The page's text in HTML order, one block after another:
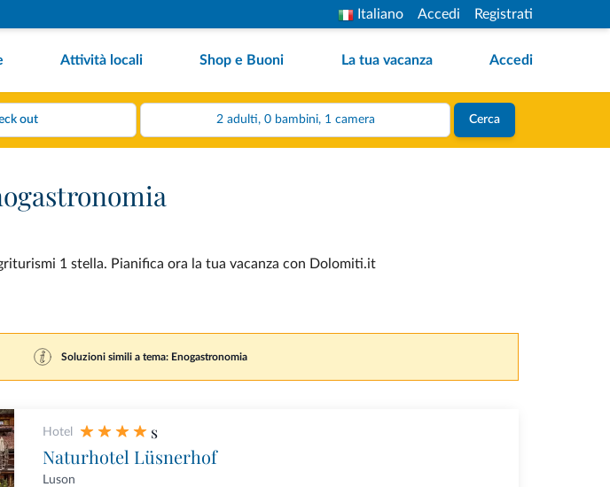
Italiano Accedi Registrati
Attività locali Shop e Buoni La tua vacanza Accedi
2 adulti, 0 bambini, 1 camera Cerca
1 stella. Pianifica ora la tua vacanza con Dolomiti.it
Soluzioni simili a tema: Enogastronomia
Hotel s
Naturhotel Lüsnerhof
Luson